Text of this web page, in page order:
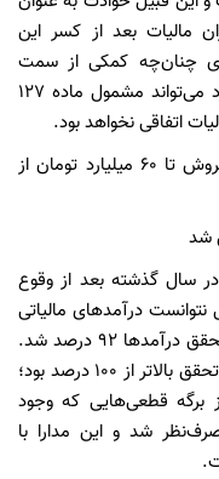
مالیات بعد از کسر این
چنان‌چه کمکی از سمت
نهادهای مختلف به آسیب دیدگان قرار گیرد می‌تواند مشمول ماده ۱۲۷
اتفاقی نخواهد بود.
اجرای مالیات بر سوداگری از سال آینده/ فروش تا ۶۰ میلیارد تومان از
سال گذشته بعد از وقوع
درآمدهای مالیاتی
را به صورت ۱۰۰ درصد محقق کند و میزان تحقق درآمدها ۹۲ درصد شد.
در حالی که طی چهار سال قبل از آن میزان تحقق بالاتر از ۱۰۰ درصد بود؛
برگه قطعی‌هایی که وجود
شد و این مدارا با